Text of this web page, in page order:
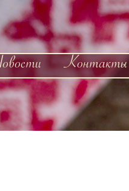
Контакты